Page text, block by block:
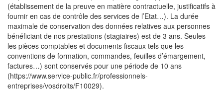
(établissement de la preuve en matière contractuelle, justificatifs à
fournir en cas de contrôle des services de l’Etat…). La durée
maximale de conservation des données relatives aux personnes
bénéficiant de nos prestations (stagiaires) est de 3 ans. Seules
les pièces comptables et documents fiscaux tels que les
conventions de formation, commandes, feuilles d’émargement,
factures…) sont conservés pour une période de 10 ans
(https://www.service-public.fr/professionnels-
entreprises/vosdroits/F10029).